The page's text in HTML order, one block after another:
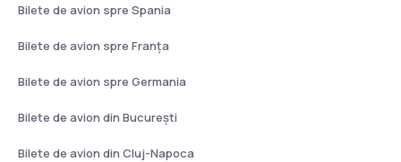
Bilete de avion spre Spania
Bilete de avion spre Franţa
Bilete de avion spre Germania
Bilete de avion din București
Bilete de avion din Cluj-Napoca